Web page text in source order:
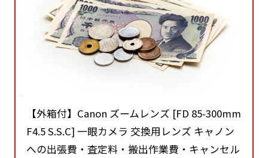
【外箱付】Canon ズームレンズ [FD 85-300mm
F4.5 S.S.C] 一眼カメラ 交換用レンズ キャノン
への出張費・査定料・搬出作業費・キャンセル